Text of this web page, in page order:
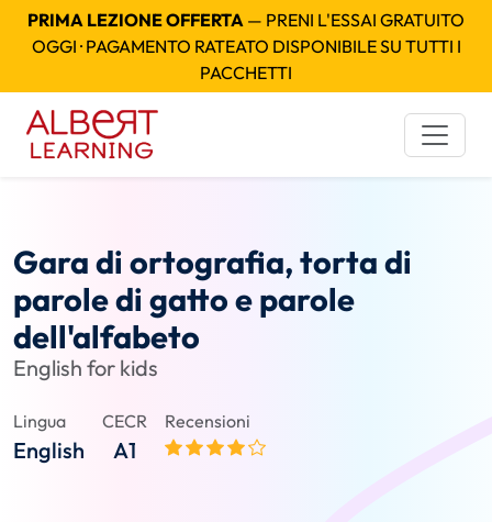
PRIMA LEZIONE OFFERTA — PRENI L'ESSAI GRATUITO
OGGI · PAGAMENTO RATEATO DISPONIBILE SU TUTTI I
PACCHETTI
Gara di ortografia, torta di
parole di gatto e parole
dell'alfabeto
English for kids
Lingua
English
CECR
A1
Recensioni